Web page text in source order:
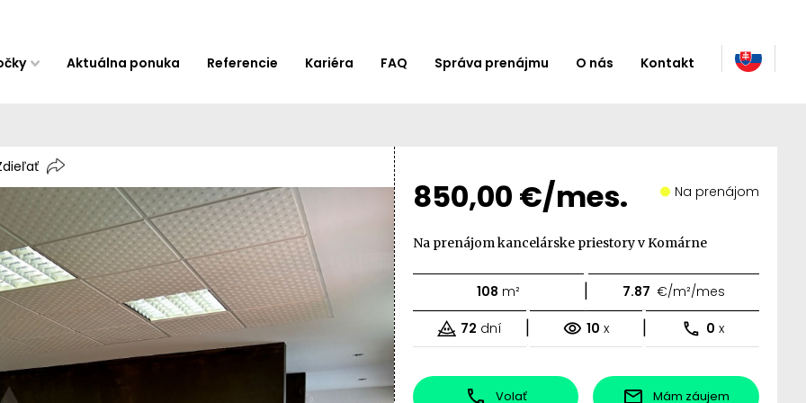
Aktuálna ponuka Referencie Kariéra FAQ Správa prenájmu O nás Kontakt
850,00 €/mes. Na prenájom
Na prenájom kancelárske priestory v Komárne
108 m² | 7.87 €/m²/mes
72 dní | 10 x | 0 x
Volať Mám záujem